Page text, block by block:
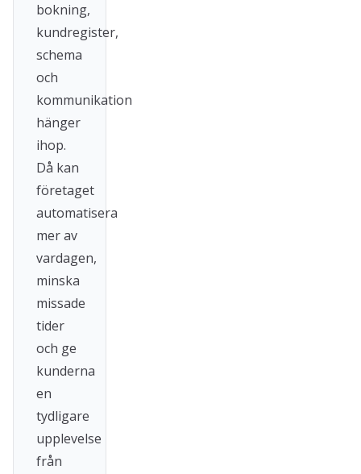
bokning,
kundregister,
schema
och
kommunikation
hänger
ihop.
Då kan
företaget
automatisera
mer av
vardagen,
minska
missade
tider
och ge
kunderna
en
tydligare
upplevelse
från